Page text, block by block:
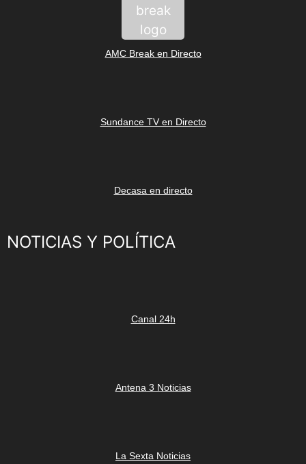
AMC Break en Directo
Sundance TV en Directo
Decasa en directo
NOTICIAS Y POLÍTICA
Canal 24h
Antena 3 Noticias
La Sexta Noticias